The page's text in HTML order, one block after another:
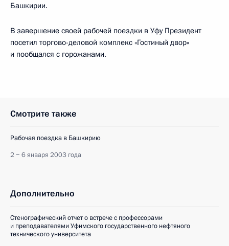
Башкирии.
В завершение своей рабочей поездки в Уфу Президент
посетил торгово-деловой комплекс «Гостиный двор»
и пообщался с горожанами.
Смотрите также
Рабочая поездка в Башкирию
2 − 6 января 2003 года
Дополнительно
Стенографический отчет о встрече с профессорами
и преподавателями Уфимского государственного нефтяного
технического университета